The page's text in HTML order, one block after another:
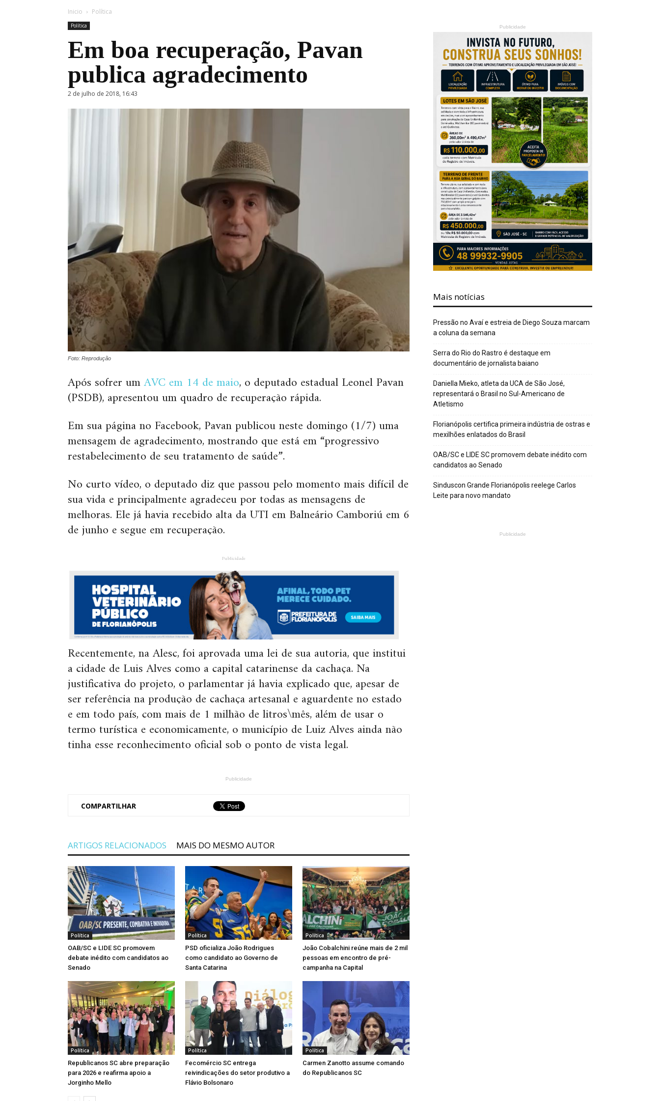
Inicio Política
Política
Em boa recuperação, Pavan
publica agradecimento
2 de julho de 2018, 16:43
Foto: Reprodução
Após sofrer umAVC em 14 de maio, o deputado estadual Leonel Pavan
(PSDB), apresentou um quadro de recuperação rápida.
Em sua página no Facebook, Pavan publicou neste domingo (1/7) uma
mensagem de agradecimento, mostrando que está em “progressivo
restabelecimento de seu tratamento de saúde”.
No curto vídeo, o deputado diz que passou pelo momento mais difícil de
sua vida e principalmente agradeceu por todas as mensagens de
melhoras. Ele já havia recebido alta da UTI em Balneário Camboriú em 6
de junho e segue em recuperação.
Publicidade
Recentemente, na Alesc, foi aprovada uma lei de sua autoria, que institui
a cidade de Luis Alves como a capital catarinense da cachaça. Na
justificativa do projeto, o parlamentar já havia explicado que, apesar de
ser referência na produção de cachaça artesanal e aguardente no estado
e em todo país, com mais de 1 milhão de litros\mês, além de usar o
termo turística e economicamente, o município de Luiz Alves ainda não
tinha esse reconhecimento oficial sob o ponto de vista legal.
Publicidade
COMPARTILHAR
ARTIGOS RELACIONADOS MAIS DO MESMO AUTOR
Política
OAB/SC e LIDE SC promovem
debate inédito com candidatos ao
Senado
Política
PSD oficializa João Rodrigues
como candidato ao Governo de
Santa Catarina
Política
João Cobalchini reúne mais de 2 mil
pessoas em encontro de pré-
campanha na Capital
Política
Republicanos SC abre preparação
para 2026 e reafirma apoio a
Jorginho Mello
Política
Fecomércio SC entrega
reivindicações do setor produtivo a
Flávio Bolsonaro
Política
Carmen Zanotto assume comando
do Republicanos SC
Publicidade
Mais notícias
Pressão no Avaí e estreia de Diego Souza marcam
a coluna da semana
Serra do Rio do Rastro é destaque em
documentário de jornalista baiano
Daniella Mieko, atleta da UCA de São José,
representará o Brasil no Sul-Americano de
Atletismo
Florianópolis certifica primeira indústria de ostras e
mexilhões enlatados do Brasil
OAB/SC e LIDE SC promovem debate inédito com
candidatos ao Senado
Sinduscon Grande Florianópolis reelege Carlos
Leite para novo mandato
Publicidade